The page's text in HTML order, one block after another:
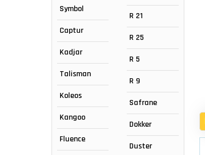
Symbol
Captur
Kadjar
Talisman
Koleos
Kangoo
Fluence
R 21
R 25
R 5
R 9
Safrane
Dokker
Duster